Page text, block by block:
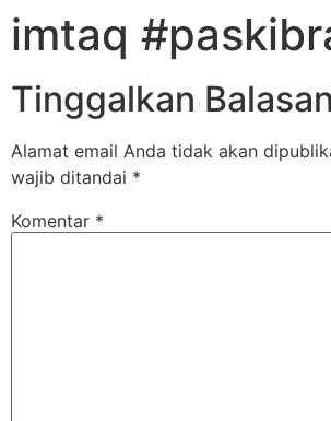
imtaq
Tinggalkan Balasan
Alamat email Anda tidak akan
wajib ditandai *
Komentar *